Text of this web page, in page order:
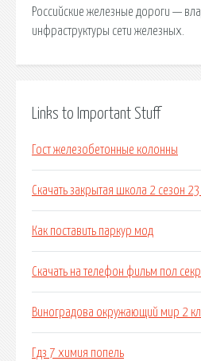
Российские железные дороги —
инфраструктуры сети железных.
Links to Important Stuff
Гост железобетонные колонны
Скачать закрытая школа 2 сезон
Как поставить паркур мод
Скачать на телефон фильм пол
Виноградова окружающий мир 2
Гдз 7 химия попель